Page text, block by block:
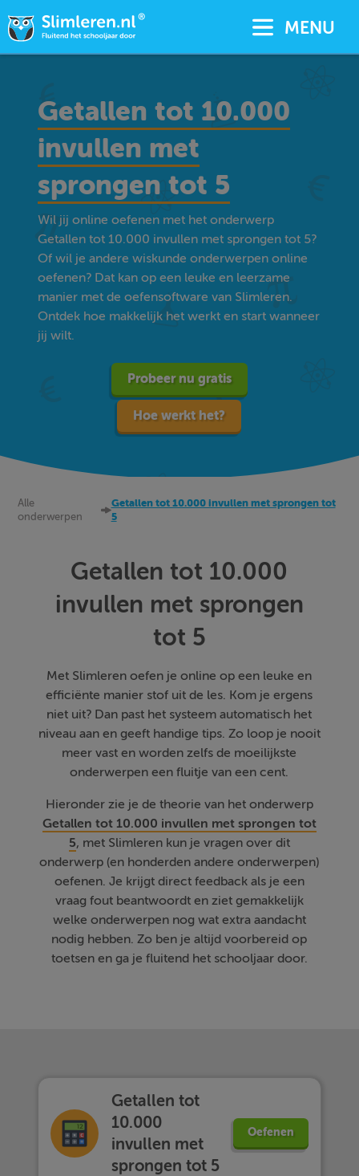
MENU
Getallen tot 10.000
invullen met
sprongen tot 5
Wil jij online oefenen met het onderwerp
Getallen tot 10.000 invullen met sprongen tot 5?
Of wil je andere wiskunde onderwerpen online
oefenen? Dat kan op een leuke en leerzame
manier met de oefensoftware van Slimleren.
Ontdek hoe makkelijk het werkt en start wanneer
jij wilt.
Probeer nu gratis
Hoe werkt het?
Alle
onderwerpen
Getallen tot 10.000 invullen met sprongen tot
5
Getallen tot 10.000
invullen met sprongen
tot 5
Met Slimleren oefen je online op een leuke en
efficiënte manier stof uit de les. Kom je ergens
niet uit? Dan past het systeem automatisch het
niveau aan en geeft handige tips. Zo loop je nooit
meer vast en worden zelfs de moeilijkste
onderwerpen een fluitje van een cent.
Hieronder zie je de theorie van het onderwerp
Getallen tot 10.000 invullen met sprongen tot
5, met Slimleren kun je vragen over dit
onderwerp (en honderden andere onderwerpen)
oefenen. Je krijgt direct feedback als je een
vraag fout beantwoordt en ziet gemakkelijk
welke onderwerpen nog wat extra aandacht
nodig hebben. Zo ben je altijd voorbereid op
toetsen en ga je fluitend het schooljaar door.
Getallen tot
10.000
invullen met
sprongen tot 5
Oefenen